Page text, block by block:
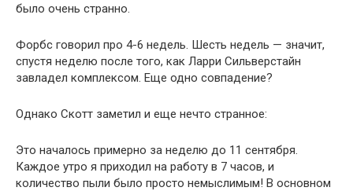
было очень странно.
Форбс говорил про 4-6 недель. Шесть недель — значит,
спустя неделю после того, как Ларри Сильверстайн
завладел комплексом. Еще одно совпадение?
Однако Скотт заметил и еще нечто странное:
Это началось примерно за неделю до 11 сентября.
Каждое утро я приходил на работу в 7 часов, и
количество пыли было просто немыслимым! В основном